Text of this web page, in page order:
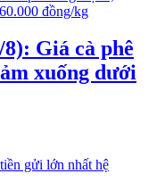
Giá cà phê
xuống dưới